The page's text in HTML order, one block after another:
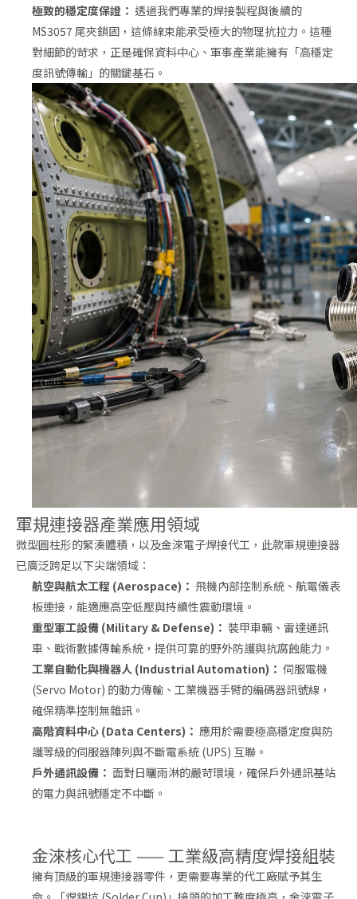
極致的穩定度保證： 透過我們專業的焊接製程與後續的
MS3057 尾夾鎖固，這條線束能承受極大的物理抗拉力。這種
對細節的苛求，正是確保資料中心、軍事產業能擁有「高穩定
度訊號傳輸」的關鍵基石。
軍規連接器產業應用領域
微型圓柱形的緊湊體積，以及金淶電子焊接代工，此款軍規連接器
已廣泛跨足以下尖端領域：
航空與航太工程 (Aerospace)： 飛機內部控制系統、航電儀表
板連接，能適應高空低壓與持續性震動環境。
重型軍工設備 (Military & Defense)： 裝甲車輛、雷達通訊
車、戰術數據傳輸系統，提供可靠的野外防護與抗腐蝕能力。
工業自動化與機器人 (Industrial Automation)： 伺服電機
(Servo Motor) 的動力傳輸、工業機器手臂的編碼器訊號線，
確保精準控制無雜訊。
高階資料中心 (Data Centers)： 應用於需要極高穩定度與防
護等級的伺服器陣列與不斷電系統 (UPS) 互聯。
戶外通訊設備： 面對日曬雨淋的嚴苛環境，確保戶外通訊基站
的電力與訊號穩定不中斷。
金淶核心代工 —— 工業級高精度焊接組裝
擁有頂級的軍規連接器零件，更需要專業的代工廠賦予其生